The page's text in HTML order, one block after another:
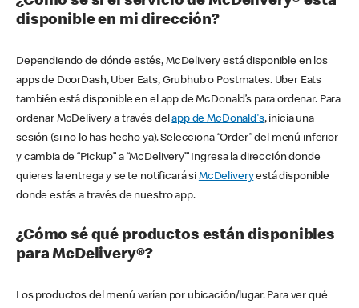
disponible en mi dirección?
Dependiendo de dónde estés, McDelivery está disponible en los
apps de DoorDash, Uber Eats, Grubhub o Postmates. Uber Eats
también está disponible en el app de McDonald’s para ordenar. Para
ordenar McDelivery a través delapp de McDonald's, inicia una
sesión (si no lo has hecho ya). Selecciona “Order” del menú inferior
y cambia de “Pickup” a “McDelivery’” Ingresa la dirección donde
quieres la entrega y se te notificará si McDeliveryestá disponible
donde estás a través de nuestro app.
¿Cómo sé qué productos están disponibles
para McDelivery®?
Los productos del menú varían por ubicación/lugar. Para ver qué